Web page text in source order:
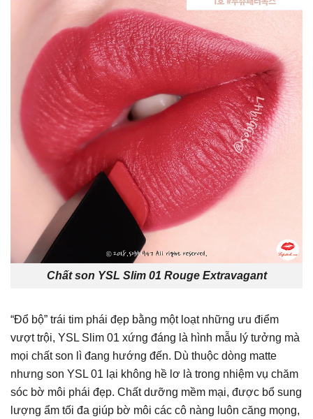
Chất son YSL Slim 01 Rouge Extravagant
“Đổ bộ” trái tim phái đẹp bằng một loạt những ưu điểm
vượt trội, YSL Slim 01 xứng đáng là hình mẫu lý tưởng mà
mọi chất son lì đang hướng đến. Dù thuộc dòng matte
nhưng son YSL 01 lại không hề lơ là trong nhiệm vụ chăm
sóc bờ môi phái đẹp. Chất dưỡng mềm mại, được bổ sung
lượng ẩm tối đa giúp bờ môi các cô nàng luôn căng mọng,